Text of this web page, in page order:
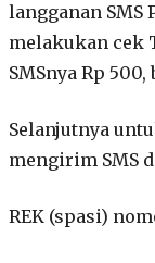
langganan SMS
melakukan cek
SMSnya Rp
Selanjutnya
mengirim SMS
REK (spasi)